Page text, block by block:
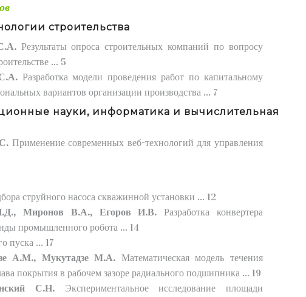
строительства
Результаты опроса строительных компаний по вопросу
... 5
Разработка модели проведения работ по капитальному
вариантов организации производства ... 7
науки, информатика и вычислительная
Применение современных веб-технологий для управления
струйного насоса скважинной установки ... 12
Миронов В.А., Егоров И.В.Разработка конвертера
промышленного робота ... 14
пуска ... 17
А.М., Мукутадзе М.А. Математическая модель течения
покрытия в рабочем зазоре радиального подшипника ... 19
С.Н. Экспериментальное исследование площади